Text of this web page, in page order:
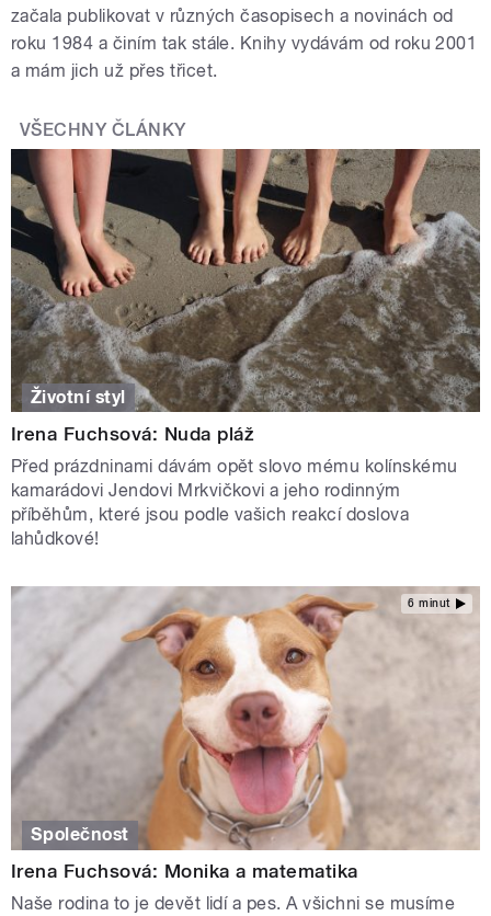
začala publikovat v různých časopisech a novinách od
roku 1984 a činím tak stále. Knihy vydávám od roku 2001
a mám jich už přes třicet.
VŠECHNY ČLÁNKY
Životní styl
Irena Fuchsová: Nuda pláž
Před prázdninami dávám opět slovo mému kolínskému
kamarádovi Jendovi Mrkvičkovi a jeho rodinným
příběhům, které jsou podle vašich reakcí doslova
lahůdkové!
6 minut
Společnost
Irena Fuchsová: Monika a matematika
Naše rodina to je devět lidí a pes. A všichni se musíme